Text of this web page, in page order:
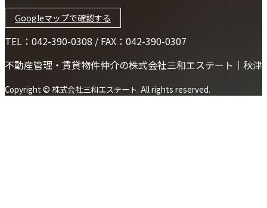
Googleマップで確認する
TEL：042-390-0308 / FAX：042-390-0307
不動産管理・賃貸物件仲介の株式会社三和エステート｜秋
Copyright © 株式会社三和エステート. All rights reserved.